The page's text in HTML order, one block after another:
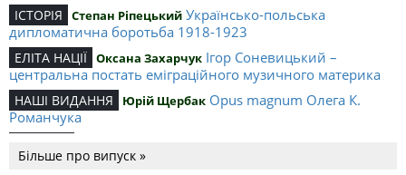
ІСТОРІЯ Степан Ріпецький Українсько-польська
дипломатична боротьба 1918-1923
ЕЛІТА НАЦІЇ Оксана Захарчук Ігор Соневицький –
центральна постать еміграційного музичного материка
НАШІ ВИДАННЯ Юрій Щербак Opus magnum Олега К.
Романчука
Романчука
Більше про випуск »